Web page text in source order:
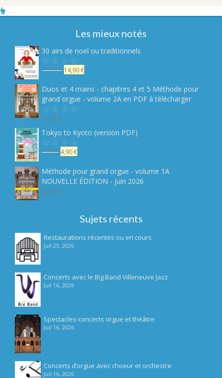
Les mieux notés
30 airs de noel ou traditionnels
Notesur
5
19,90€ Le
initial
était :
19,90 €.
14,90€Le
actuel
est :
Duos et 4 mains - chapitres 4 et 5 Méthode pour
grand orgue - volume 2A en PDF à télécharger
Note
5
14,00€
Tokyo to Kyoto (version PDF)
Notesur
5
7,90€ Le
initial
était :
7,90 €.
4,90€Le
actuel
est :
Méthode pour grand orgue - volume 1A
NOUVELLE ÉDITION - juin 2026
29,90€
Sujets récents
Restaurations récentes ou en cours
Juil 23, 2026
Concerts avec le Big Band Villeneuve Jazz
Juil 16, 2026
Spectacles-concerts orgue et théâtre
Juil 16, 2026
Concerts d’orgue avec choeur et orchestre
Juil 16, 2026